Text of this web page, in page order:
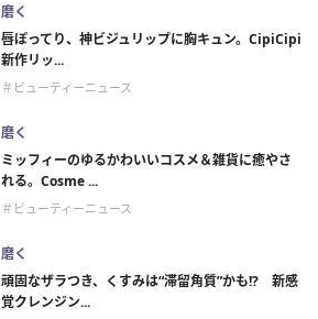
磨く
唇ぽってり、神ビジュリップに胸キュン。CipiCipi
新作リッ...
＃ビューティーニュース
磨く
ミッフィーのゆるかわいいコスメ＆雑貨に癒やさ
れる。Cosme ...
＃ビューティーニュース
磨く
頑固なザラつき、くすみは“滞留角質”かも!? 新感
覚クレンジン...